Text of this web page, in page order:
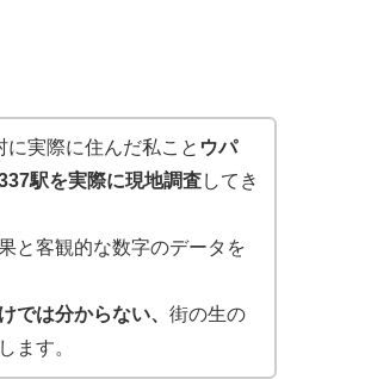
に実際に住んだ私こと ウパ
駅を実際に現地調査してき
と客観的な数字のデータを
では分からない、 街の生の
ます。